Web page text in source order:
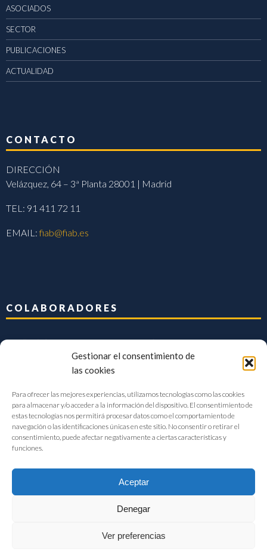
Gestionar el consentimiento de
las cookies
Para ofrecer las mejores experiencias, utilizamos tecnologías como las cookies
para almacenar y/o acceder a la información del dispositivo. El consentimiento de
estas tecnologías nos permitirá procesar datos como el comportamiento de
navegación o las identificaciones únicas en este sitio. No consentir o retirar el
consentimiento, puede afectar negativamente a ciertas características y
funciones.
Aceptar
Denegar
Ver preferencias
ASOCIADOS
SECTOR
PUBLICACIONES
ACTUALIDAD
CONTACTO
DIRECCIÓN
Velázquez, 64 – 3ª Planta 28001 | Madrid
TEL: 91 411 72 11
EMAIL:fiab@fiab.es
COLABORADORES
FIAB Federación Española de Industrias de la Alimentación y Bebidas